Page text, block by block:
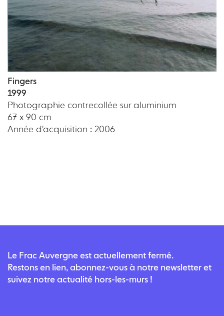
Fingers
1999
Photographie contrecollée sur aluminium
67 x 90 cm
Année d'acquisition : 2006
Le Frac Auvergne est actuellement fermé.
Restons en lien, abonnez-vous à notre newsletter et
suivez notre actualité hors-les-murs !